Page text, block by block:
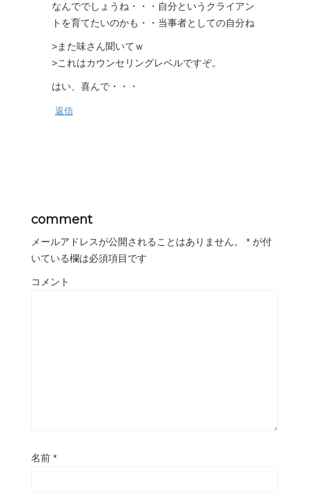
なんででしょうね・・・自分というクライアン
トを育てたいのかも・・当事者としての自分ね
>また味さん聞いてｗ
>これはカウンセリングレベルですぞ。
はい、喜んで・・・
返信
comment
メールアドレスが公開されることはありません。 * が付
いている欄は必須項目です
コメント
名前 *